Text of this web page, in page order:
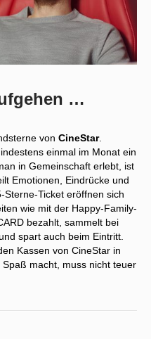
…
von CineStar.
einmal im Monat ein
in Gemeinschaft erlebt, ist
Emotionen, Eindrücke und
Ticket eröffnen sich
wie mit der Happy-Family-
bezahlt, sammelt bei
spart auch beim Eintritt.
Kassen von CineStar in
macht, muss nicht teuer